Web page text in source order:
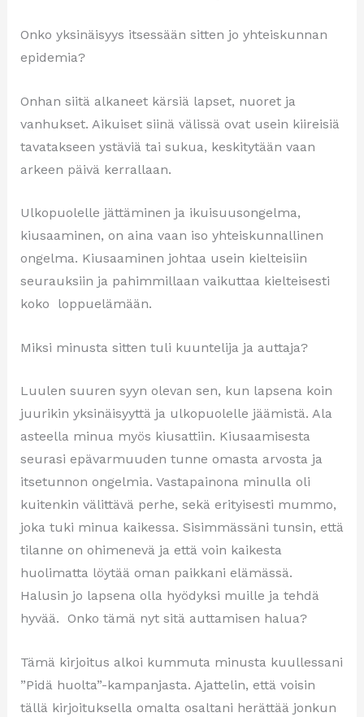
Onko yksinäisyys itsessään sitten jo yhteiskunnan
epidemia?
Onhan siitä alkaneet kärsiä lapset, nuoret ja
vanhukset. Aikuiset siinä välissä ovat usein kiireisiä
tavatakseen ystäviä tai sukua, keskitytään vaan
arkeen päivä kerrallaan.
Ulkopuolelle jättäminen ja ikuisuusongelma,
kiusaaminen, on aina vaan iso yhteiskunnallinen
ongelma. Kiusaaminen johtaa usein kielteisiin
seurauksiin ja pahimmillaan vaikuttaa kielteisesti
koko loppuelämään.
Miksi minusta sitten tuli kuuntelija ja auttaja?
Luulen suuren syyn olevan sen, kun lapsena koin
juurikin yksinäisyyttä ja ulkopuolelle jäämistä. Ala
asteella minua myös kiusattiin. Kiusaamisesta
seurasi epävarmuuden tunne omasta arvosta ja
itsetunnon ongelmia. Vastapainona minulla oli
kuitenkin välittävä perhe, sekä erityisesti mummo,
joka tuki minua kaikessa. Sisimmässäni tunsin, että
tilanne on ohimenevä ja että voin kaikesta
huolimatta löytää oman paikkani elämässä.
Halusin jo lapsena olla hyödyksi muille ja tehdä
hyvää. Onko tämä nyt sitä auttamisen halua?
Tämä kirjoitus alkoi kummuta minusta kuullessani
”Pidä huolta”-kampanjasta. Ajattelin, että voisin
tällä kirjoituksella omalta osaltani herättää jonkun